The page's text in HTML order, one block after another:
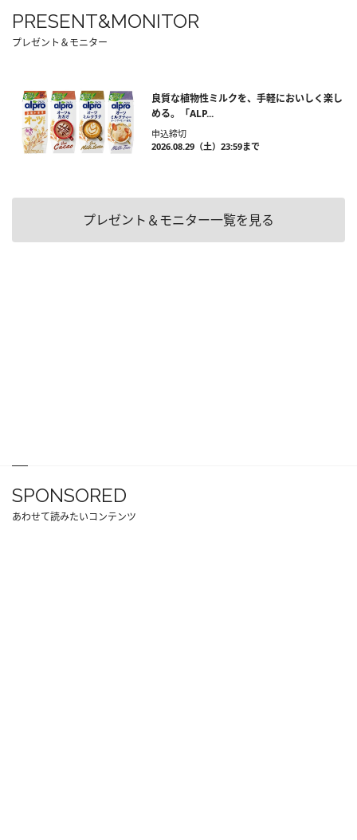
PRESENT&MONITOR
プレゼント＆モニター
良質な植物性ミルクを、手軽においしく楽し
める。「ALP...
申込締切
2026.08.29（土）23:59まで
プレゼント＆モニター一覧を見る
SPONSORED
あわせて読みたいコンテンツ